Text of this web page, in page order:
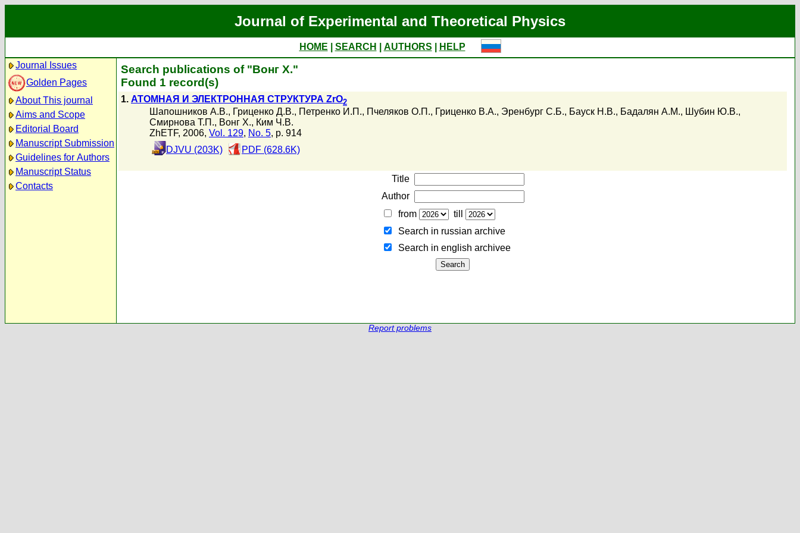
Journal of Experimental and Theoretical Physics
HOME SEARCH AUTHORS
HELP
Journal Issues
Golden Pages
About This journal
Aims and Scope
Editorial Board
Manuscript Submission
Guidelines for Authors
Manuscript Status
Contacts
Search publications of "Вонг Х."
Found 1 record(s)
1. АТОМНАЯ И ЭЛЕКТРОННАЯ СТРУКТУРА ZrO2
Шапошников А.В., Гриценко Д.В., Петренко И.П., Пчеляков О.П., Гриценко В.А., Эренбург С.Б., Бауск Н.В., Бадалян А.М., Шубин Ю.В.,
Смирнова Т.П., Вонг Х., Ким Ч.В.
ZhETF, 2006, Vol. 129, No. 5, p. 914
DJVU (203K)
PDF (628.6K)
Title
Author
from
till
Search in russian archive
Search in english archiveе
Report problems